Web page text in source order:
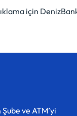
için
ve ATM’yi